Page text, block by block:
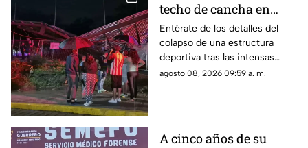
techo de cancha en
Chilpancingo; hubo
lesionados
Entérate de los detalles del
colapso de una estructura
deportiva tras las intensas
precipitaciones y el reporte de
agosto 08, 2026 09:59 a. m.
A cinco años de su